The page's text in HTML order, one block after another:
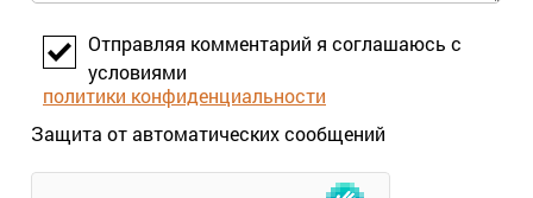
Отправляя комментарий я соглашаюсь с
условиями
политики конфиденциальности
Защита от автоматических сообщений